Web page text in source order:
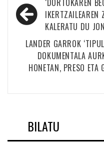
zehar
nabigatu
‘DORTOKAREN
IKERTZAILEAREN
KALERATU DU
LANDER GARROK
DOKUMENTALA
HONETAN, PRESO ETA
BILATU